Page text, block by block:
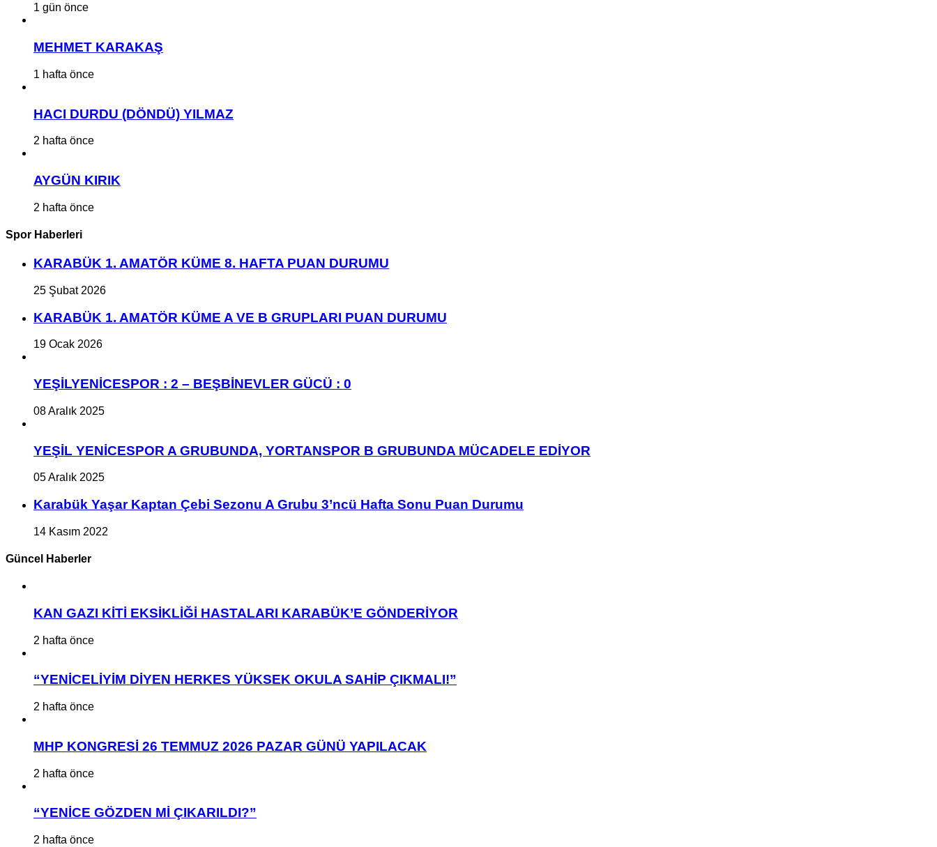
1 gün önce
MEHMET KARAKAŞ
1 hafta önce
HACI DURDU (DÖNDÜ) YILMAZ
2 hafta önce
AYGÜN KIRIK
2 hafta önce
Spor Haberleri
KARABÜK 1. AMATÖR KÜME 8. HAFTA PUAN DURUMU
25 Şubat 2026
KARABÜK 1. AMATÖR KÜME A VE B GRUPLARI PUAN DURUMU
19 Ocak 2026
YEŞİLYENİCESPOR : 2 – BEŞBİNEVLER GÜCÜ : 0
08 Aralık 2025
YEŞİL YENİCESPOR A GRUBUNDA, YORTANSPOR B GRUBUNDA MÜCADELE EDİYOR
05 Aralık 2025
Karabük Yaşar Kaptan Çebi Sezonu A Grubu 3’ncü Hafta Sonu Puan Durumu
14 Kasım 2022
Güncel Haberler
KAN GAZI KİTİ EKSİKLİĞİ HASTALARI KARABÜK’E GÖNDERİYOR
2 hafta önce
“YENİCELİYİM DİYEN HERKES YÜKSEK OKULA SAHİP ÇIKMALI!”
2 hafta önce
MHP KONGRESİ 26 TEMMUZ 2026 PAZAR GÜNÜ YAPILACAK
2 hafta önce
“YENİCE GÖZDEN Mİ ÇIKARILDI?”
2 hafta önce